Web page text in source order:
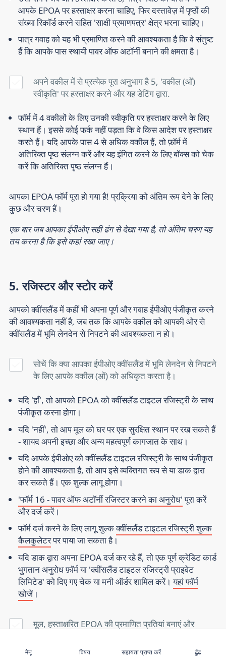
आपके EPOA पर हस्ताक्षर करना चाहिए, फिर दस्तावेज़ में पृष्ठों की
संख्या रिकॉर्ड करने सहित 'साक्षी प्रमाणपत्र' क्षेत्र भरना चाहिए।
पात्र गवाह को यह भी प्रमाणित करने की आवश्यकता है कि वे संतुष्ट
हैं कि आपके पास स्थायी पावर ऑफ अटॉर्नी बनाने की क्षमता है।
अपने वकील में से प्रत्येक पूरा अनुभाग है 5, 'वकील (ओं)
स्वीकृति' पर हस्ताक्षर करने और यह डेटिंग द्वारा.
फॉर्म में 4 वकीलों के लिए उनकी स्वीकृति पर हस्ताक्षर करने के लिए
स्थान हैं। इससे कोई फर्क नहीं पड़ता कि वे किस आदेश पर हस्ताक्षर
करते हैं। यदि आपके पास 4 से अधिक वकील हैं, तो फ़ॉर्म में
अतिरिक्त पृष्ठ संलग्न करें और यह इंगित करने के लिए बॉक्स को चेक
करें कि अतिरिक्त पृष्ठ संलग्न हैं।
आपका EPOA फॉर्म पूरा हो गया है! प्रक्रिया को अंतिम रूप देने के लिए
कुछ और चरण हैं।
एक बार जब आपका ईपीओए सही ढंग से देखा गया है, तो अंतिम चरण यह
तय करना है कि इसे कहां रखा जाए।
5. रजिस्टर और स्टोर करें
आपको क्वींसलैंड में कहीं भी अपना पूर्ण और गवाह ईपीओए पंजीकृत करने
की आवश्यकता नहीं है, जब तक कि आपके वकील को आपकी ओर से
क्वींसलैंड में भूमि लेनदेन से निपटने की आवश्यकता न हो।
सोचें कि क्या आपका ईपीओए क्वींसलैंड में भूमि लेनदेन से निपटने
के लिए आपके वकील (ओं) को अधिकृत करता है।
यदि 'हाँ', तो आपको EPOA को क्वींसलैंड टाइटल रजिस्ट्री के साथ
पंजीकृत करना होगा।
यदि 'नहीं', तो आप मूल को घर पर एक सुरक्षित स्थान पर रख सकते हैं
- शायद अपनी इच्छा और अन्य महत्वपूर्ण कागजात के साथ।
यदि आपके ईपीओए को क्वींसलैंड टाइटल रजिस्ट्री के साथ पंजीकृत
होने की आवश्यकता है, तो आप इसे व्यक्तिगत रूप से या डाक द्वारा
कर सकते हैं। एक शुल्क लागू होगा।
'फॉर्म 16 - पावर ऑफ अटॉर्नी रजिस्टर करने का अनुरोध'पूरा करें
और दर्ज करें।
फॉर्म दर्ज करने के लिए लागू शुल्कक्वींसलैंड टाइटल रजिस्ट्री शुल्क
कैलकुलेटरपर पाया जा सकता है।
यदि डाक द्वारा अपना EPOA दर्ज कर रहे हैं, तो एक पूर्ण क्रेडिट कार्ड
भुगतान अनुरोध फ़ॉर्म या 'क्वींसलैंड टाइटल रजिस्ट्री प्राइवेट
लिमिटेड' को दिए गए चेक या मनी ऑर्डर शामिल करें।यहां फॉर्म
खोजें ।
मूल, हस्ताक्षरित EPOA की प्रमाणित प्रतियां बनाएं और
है, घोषणाओं के लिए आयुक्त, नोटरी सार्वजनिक, वकील या
मेनू विषय सहायता प्राप्त करें ढूँढ